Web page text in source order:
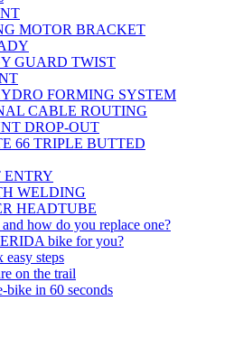
MOTOR BRACKET
GUARD TWIST
FORMING SYSTEM
CABLE ROUTING
DROP-OUT
66 TRIPLE BUTTED
ENTRY
WELDING
HEADTUBE
how do you replace one?
bike for you?
steps
on the trail
bike in 60 seconds